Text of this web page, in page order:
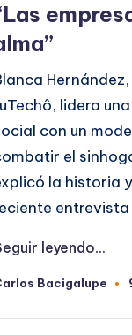
lidera
con un
el
la historia
leyendo...
Bacigalupe